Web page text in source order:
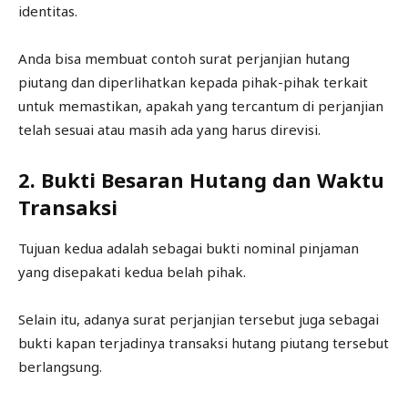
identitas.
Anda bisa membuat contoh surat perjanjian hutang
piutang dan diperlihatkan kepada pihak-pihak terkait
untuk memastikan, apakah yang tercantum di perjanjian
telah sesuai atau masih ada yang harus direvisi.
2. Bukti Besaran Hutang dan Waktu
Transaksi
Tujuan kedua adalah sebagai bukti nominal pinjaman
yang disepakati kedua belah pihak.
Selain itu, adanya surat perjanjian tersebut juga sebagai
bukti kapan terjadinya transaksi hutang piutang tersebut
berlangsung.